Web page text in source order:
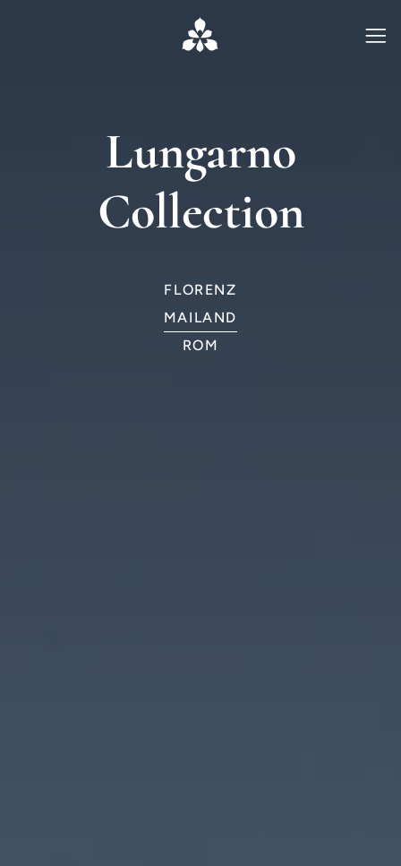
Lungarno
Collection
FLORENZ
MAILAND
ROM